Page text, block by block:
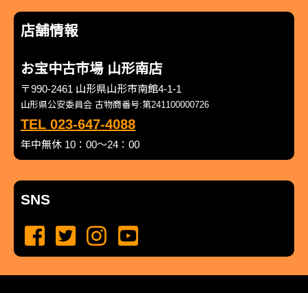
店舗情報
お宝中古市場 山形南店
〒990-2461 山形県山形市南館4-1-1
山形県公安委員会 古物商番号:第241100000726
TEL 023-647-4088
年中無休 10：00～24：00
SNS